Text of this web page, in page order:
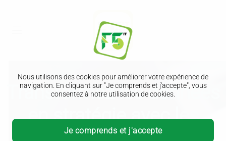
Nous utilisons des cookies pour améliorer votre expérience de
navigation. En cliquant sur "Je comprends et j'accepte", vous
consentez à notre utilisation de cookies.
Je comprends et j'accepte
Transformez les données
en stratégie avec les